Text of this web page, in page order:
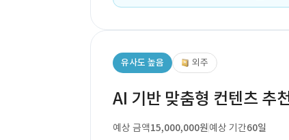
유사도 높음 외주
AI 기반 맞춤형 컨텐츠 추
예상 금액15,000,000원예상 기간60일